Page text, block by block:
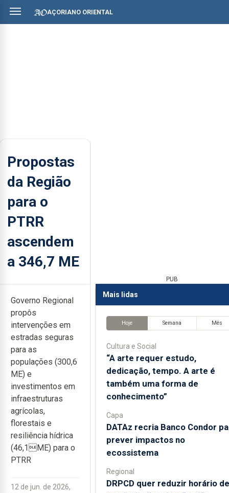
AÇORIANO ORIENTAL
Propostas
da Região
para o
PTRR
ascendem
a 346,7 ME
Governo Regional
propôs
intervenções em
estradas seguras
para as
populações (300,6
ME) e
investimentos em
infraestruturas
agrícolas,
florestais e
resiliência hídrica
(46,1ME) para o
PTRR
12 de jun. de 2026,
PUB
Mais lidas
Hoje Semana Mês
Cultura e Social
“A arte requer estudo,
dedicação, tempo. A arte é
também uma forma de
conhecimento”
Capa
DATAz recria Banco Condor
prever impactos no
ecossistema
Regional
DRPCD quer reduzir horário de